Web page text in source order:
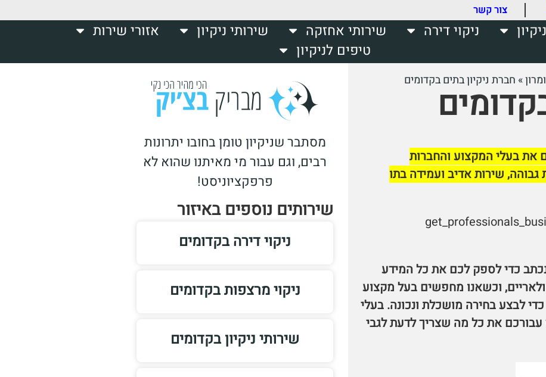
צור קשר
ניקוי דירה שירותי אחזקה שירותי ניקיון
אזורי שירות
טיפים לניקיון
» חברת ניקיון בתים בקדומים
את בעלי המקצוע והחברות
גבוהה, שירות אדיב ועמידה בתו
כדי לספק לכם את כל המידע
וכשאנו מחפשים בעל מקצוע
לבצע בחירה מושכלת ונכונה. בעלי
את כל מה שצריך לדעת לגבי
מסתבר שניקיון טומן בחובו יתרונות
רבים, וגם עבור מי מאיתנו שהוא לא
פרפקציוניסט!
שירותים נוספים באיזור
ניקוי דירה בקדומים
ניקוי מרצפות בקדומים
שירותי ניקיון בקדומים